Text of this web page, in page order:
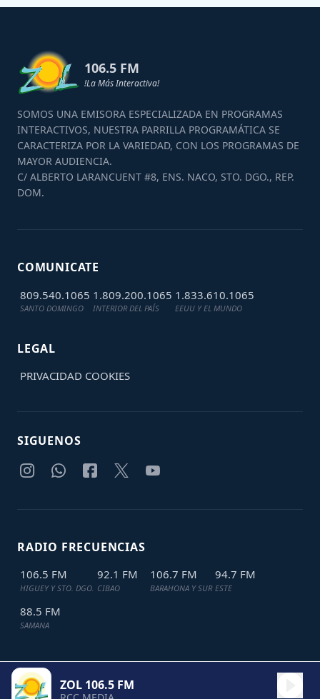
106.5 FM
!La Más Interactiva!
SOMOS UNA EMISORA ESPECIALIZADA EN PROGRAMAS
INTERACTIVOS, NUESTRA PARRILLA PROGRAMÁTICA SE
CARACTERIZA POR LA VARIEDAD, CON LOS PROGRAMAS DE
MAYOR AUDIENCIA.
C/ ALBERTO LARANCUENT #8, ENS. NACO, STO. DGO., REP.
DOM.
COMUNICATE
809.540.1065
SANTO DOMINGO
1.809.200.1065
INTERIOR DEL PAÍS
1.833.610.1065
EEUU Y EL MUNDO
LEGAL
PRIVACIDAD COOKIES
SIGUENOS
RADIO FRECUENCIAS
106.5 FM
HIGUEY Y STO. DGO.
92.1 FM
CIBAO
106.7 FM
BARAHONA Y SUR
94.7 FM
ESTE
88.5 FM
SAMANA
TODOS LOS DERECHOS RESERVADOS © 2024
ZOL 106.5 FM